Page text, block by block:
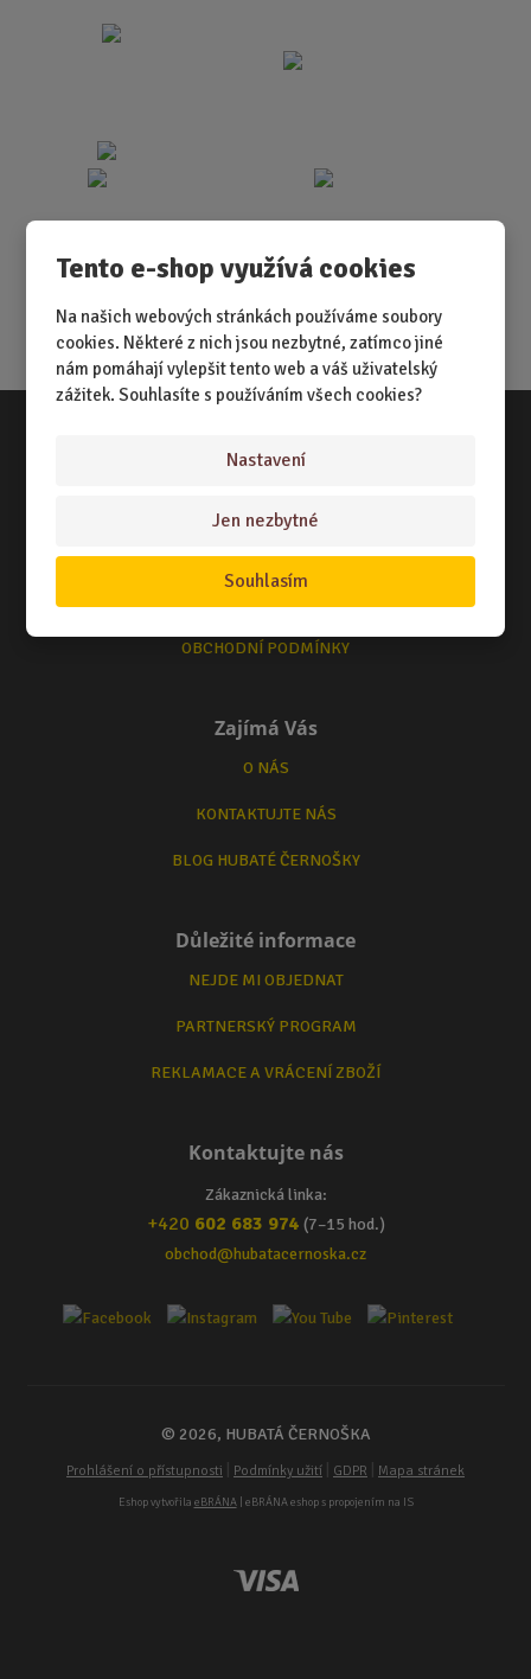
Tento e-shop využívá cookies
Na našich webových stránkách používáme soubory
cookies. Některé z nich jsou nezbytné, zatímco jiné
nám pomáhají vylepšit tento web a váš uživatelský
zážitek. Souhlasíte s používáním všech cookies?
Nastavení
Jen nezbytné
Souhlasím
Vše o nákupu
NÁKUPNÍ RÁDCE
TERMÍNY ODESLÁNÍ ZBOŽÍ
ZPŮSOB DORUČENÍ
OBCHODNÍ PODMÍNKY
Zajímá Vás
O NÁS
KONTAKTUJTE NÁS
BLOG HUBATÉ ČERNOŠKY
Důležité informace
NEJDE MI OBJEDNAT
PARTNERSKÝ PROGRAM
REKLAMACE A VRÁCENÍ ZBOŽÍ
Kontaktujte nás
Zákaznická linka:
+420 602 683 974 (7–15 hod.)
obchod@hubatacernoska.cz
© 2026, HUBATÁ ČERNOŠKA
Prohlášení o přístupnosti Podmínky užití GDPR Mapa stránek
Eshop vytvořila eBRÁNA| eBRÁNA eshop s propojením na IS